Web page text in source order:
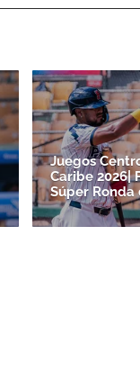
Juegos
Caribe 2026|
Súper